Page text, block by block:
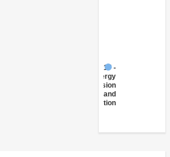
Transmission
Distribution